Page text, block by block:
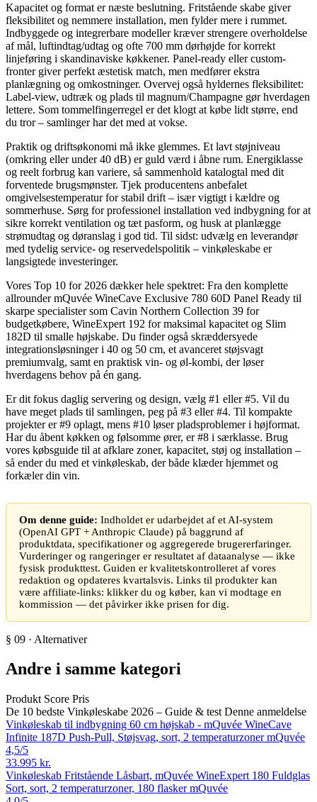
Kapacitet og format er næste beslutning. Fritstående skabe giver
fleksibilitet og nemmere installation, men fylder mere i rummet.
Indbyggede og integrerbare modeller kræver strengere overholdelse
af mål, luftindtag/udtag og ofte 700 mm dørhøjde for korrekt
linjeføring i skandinaviske køkkener. Panel-ready eller custom-
fronter giver perfekt æstetisk match, men medfører ekstra
planlægning og omkostninger. Overvej også hyldernes fleksibilitet:
Label-view, udtræk og plads til magnum/Champagne gør hverdagen
lettere. Som tommelfingerregel er det klogt at købe lidt større, end
du tror – samlinger har det med at vokse.
Praktik og driftsøkonomi må ikke glemmes. Et lavt støjniveau
(omkring eller under 40 dB) er guld værd i åbne rum. Energiklasse
og reelt forbrug kan variere, så sammenhold katalogtal med dit
forventede brugsmønster. Tjek producentens anbefalet
omgivelsestemperatur for stabil drift – især vigtigt i kældre og
sommerhuse. Sørg for professionel installation ved indbygning for at
sikre korrekt ventilation og tæt pasform, og husk at planlægge
strømudtag og døranslag i god tid. Til sidst: udvælg en leverandør
med tydelig service- og reservedelspolitik – vinkøleskabe er
langsigtede investeringer.
Vores Top 10 for 2026 dækker hele spektret: Fra den komplette
allrounder mQuvée WineCave Exclusive 780 60D Panel Ready til
skarpe specialister som Cavin Northern Collection 39 for
budgetkøbere, WineExpert 192 for maksimal kapacitet og Slim
182D til smalle højskabe. Du finder også skræddersyede
integrationsløsninger i 40 og 50 cm, et avanceret støjsvagt
premiumvalg, samt en praktisk vin- og øl-kombi, der løser
hverdagens behov på én gang.
Er dit fokus daglig servering og design, vælg #1 eller #5. Vil du
have meget plads til samlingen, peg på #3 eller #4. Til kompakte
projekter er #9 oplagt, mens #10 løser pladsproblemer i højformat.
Har du åbent køkken og følsomme ører, er #8 i særklasse. Brug
vores købsguide til at afklare zoner, kapacitet, støj og installation –
så ender du med et vinkøleskab, der både klæder hjemmet og
forkæler din vin.
Om denne guide: Indholdet er udarbejdet af et AI-system
(OpenAI GPT + Anthropic Claude) på baggrund af
produktdata, specifikationer og aggregerede brugererfaringer.
Vurderinger og rangeringer er resultatet af dataanalyse — ikke
fysisk produkttest. Guiden er kvalitetskontrolleret af vores
redaktion og opdateres kvartalsvis. Links til produkter kan
være affiliate-links: klikker du og køber, kan vi modtage en
kommission — det påvirker ikke prisen for dig.
§ 09 · Alternativer
Andre i samme kategori
Produkt Score Pris
De 10 bedste Vinkøleskabe 2026 – Guide & test Denne anmeldelse
Vinkøleskab til indbygning 60 cm højskab - mQuvée WineCave
Infinite 187D Push-Pull, Støjsvag, sort, 2 temperaturzoner mQuvée
4,5/5
33.995 kr.
Vinkøleskab Fritstående Låsbart, mQuvée WineExpert 180 Fuldglas
Sort, sort, 2 temperaturzoner, 180 flasker mQuvée